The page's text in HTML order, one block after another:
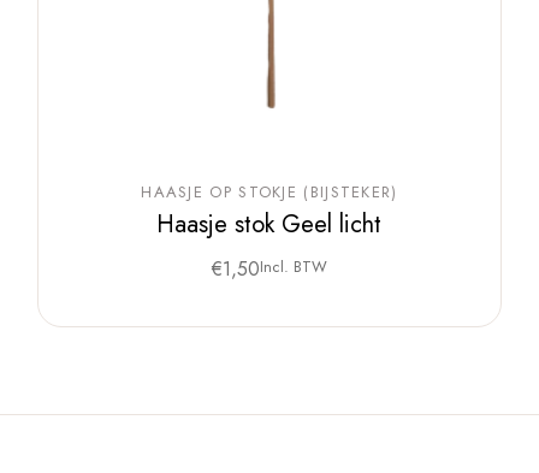
HAASJE OP STOKJE (BIJSTEKER)
Haasje stok Geel licht
€1,50Incl. BTW